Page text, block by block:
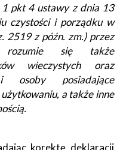
1 pkt 4 ustawy z dnia 13
czystości i porządku w
2519 z późn. zm.) przez
rozumie się także
wieczystych oraz
osoby posiadające
a także inne
korektę deklaracji